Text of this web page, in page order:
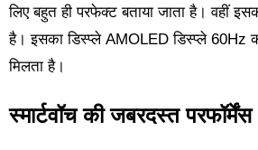
लिए बहुत ही परफेक्ट बताया जाता है। वहीं
है। इसका डिस्प्ले AMOLED डिस्प्ले 60Hz
मिलता है।
स्मार्टवॉच की जबरदस्त परफॉर्मेंस